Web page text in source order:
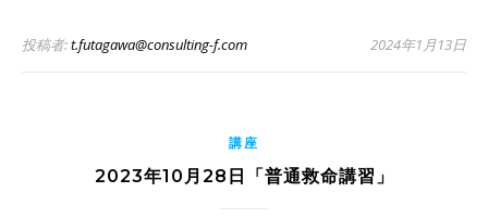
投稿者:t.futagawa@consulting-f.com 2024年1月13日
講座
2023年10月28日「普通救命講習」